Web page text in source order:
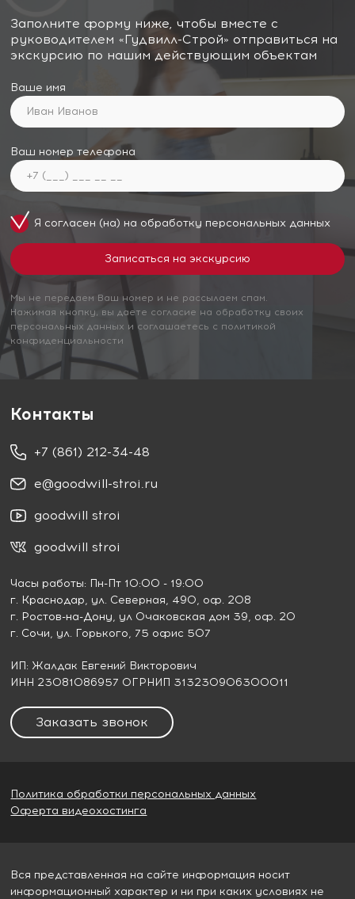
Заполните форму ниже, чтобы вместе с
руководителем «Гудвилл-Строй» отправиться на
экскурсию по нашим действующим объектам
Ваше имя
Ваш номер телефона
Я согласен (на) на обработку персональных данных
Мы не передаем Ваш номер и не рассылаем спам.
Нажимая кнопку, вы даете согласие на обработку своих
персональных данных и соглашаетесь с политикой
конфиденциальности
Контакты
+7 (861) 212-34-48
e@goodwill-stroi.ru
goodwill stroi
goodwill stroi
Часы работы: Пн-Пт 10:00 - 19:00
г. Краснодар, ул. Северная, 490, оф. 208
г. Ростов-на-Дону, ул Очаковская дом 39, оф. 20
г. Сочи, ул. Горького, 75 офис 507
ИП: Жалдак Евгений Викторович
ИНН 23081086957 ОГРНИП 313230906300011
Заказать звонок
Политика обработки персональных данных
Оферта видеохостинга
Вся представленная на сайте информация носит
информационный характер и ни при каких условиях не